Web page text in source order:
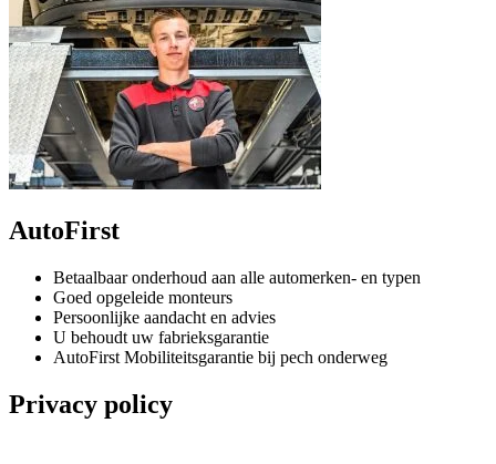
AutoFirst
Betaalbaar onderhoud aan alle automerken- en typen
Goed opgeleide monteurs
Persoonlijke aandacht en advies
U behoudt uw fabrieksgarantie
AutoFirst Mobiliteitsgarantie bij pech onderweg
Privacy policy